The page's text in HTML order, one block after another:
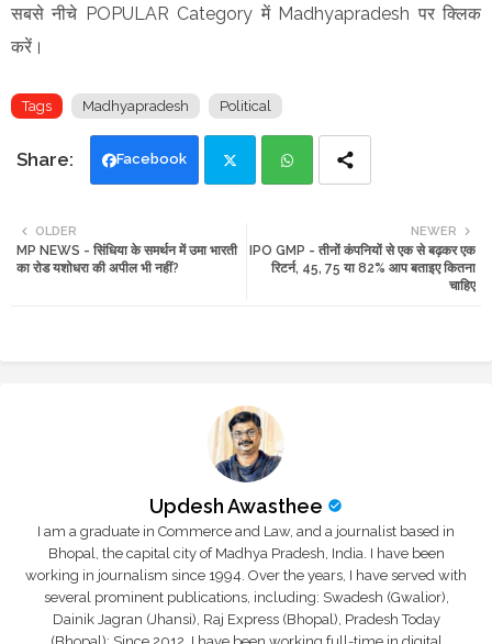
सबसे नीचे POPULAR Category में Madhyapradesh पर क्लिक
करें।
Tags Madhyapradesh Political
Facebook
tte ats
NEWER
IPO GMP - तीनों कंपनियों से एक से बढ़कर एक
रिटर्न, 45, 75 या 82% आप बताइए कितना
चाहिए
OLDER
MP NEWS - सिंधिया के समर्थन में उमा भारती
का रोड यशोधरा की अपील भी नहीं?
Updesh Awasthee
I am a graduate in Commerce and Law, and a journalist based in
Bhopal, the capital city of Madhya Pradesh, India. I have been
working in journalism since 1994. Over the years, I have served with
several prominent publications, including: Swadesh (Gwalior),
Dainik Jagran (Jhansi), Raj Express (Bhopal), Pradesh Today